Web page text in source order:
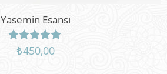
Yasemin Esansı
5 üzerinden
5.00
₺450,00